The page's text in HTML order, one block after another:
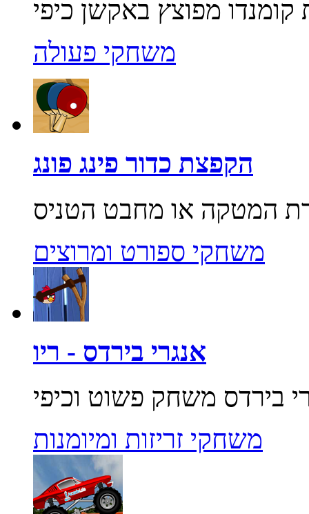
משחקי פעולה
הקפצת כדור פינג פונג
משחקי ספורט ומרוצים
אנגרי בירדס - ריו
משחקי זריזות ומיומנות